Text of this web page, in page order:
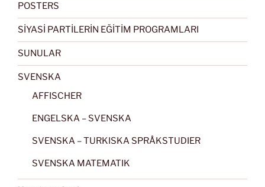
POSTERS
SİYASİ PARTİLERİN EĞİTİM PROGRAMLARI
SUNULAR
SVENSKA
AFFISCHER
ENGELSKA – SVENSKA
SVENSKA – TURKISKA SPRÅKSTUDIER
SVENSKA MATEMATIK